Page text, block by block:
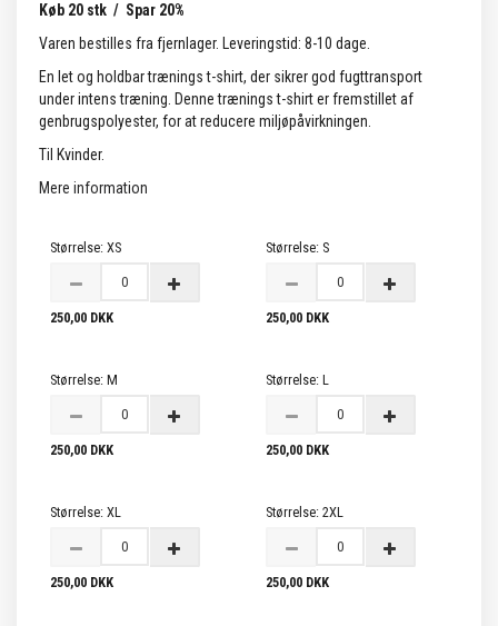
Køb 20 stk / Spar 20%
Varen bestilles fra fjernlager. Leveringstid: 8-10 dage.
En let og holdbar trænings t-shirt, der sikrer god fugttransport
under intens træning. Denne trænings t-shirt er fremstillet af
genbrugspolyester, for at reducere miljøpåvirkningen.
Til Kvinder.
Mere information
Størrelse: XS
250,00 DKK
Størrelse: S
250,00 DKK
Størrelse: M
250,00 DKK
Størrelse: L
250,00 DKK
Størrelse: XL
250,00 DKK
Størrelse: 2XL
250,00 DKK